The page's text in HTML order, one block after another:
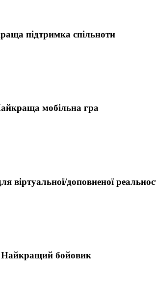
підтримка спільноти
мобільна гра
віртуальної/доповненої
Найкращий бойовик